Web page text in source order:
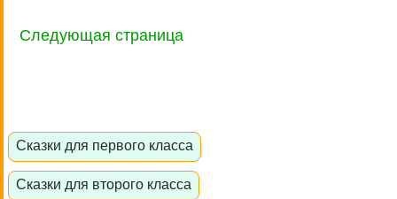
Следующая страница
Сказки для первого класса
Сказки для второго класса